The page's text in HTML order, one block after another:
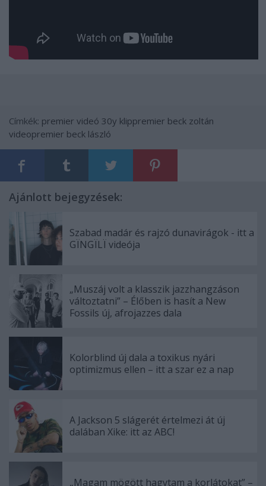
Címkék: premier videó 30y klippremier beck zoltán
videopremier beck lászló
Ajánlott bejegyzések:
Szabad madár és rajzó dunavirágok - itt a
GÏNGÏLÏ videója
„Muszáj volt a klasszik jazzhangzáson
változtatni” – Élőben is hasít a New
Fossils új, afrojazzes dala
Kolorblind új dala a toxikus nyári
optimizmus ellen – itt a szar ez a nap
A Jackson 5 slágerét értelmezi át új
dalában Xike: itt az ABC!
„Magam mögött hagytam a korlátokat” –